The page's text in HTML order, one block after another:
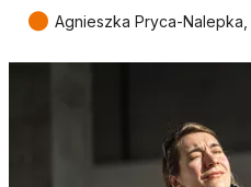
● Agnieszka Pryca-